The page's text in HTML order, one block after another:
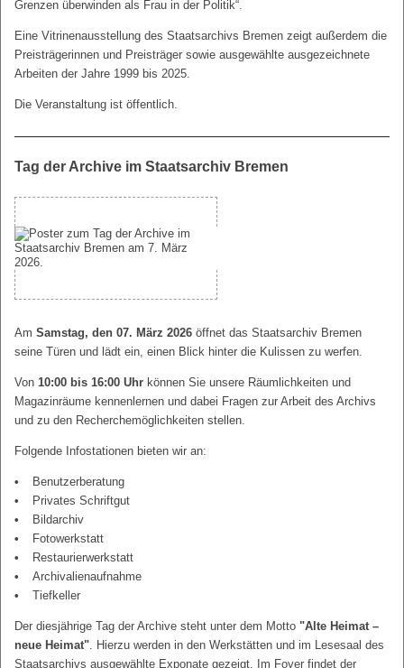
Grenzen überwinden als Frau in der Politik“.
Eine Vitrinenausstellung des Staatsarchivs Bremen zeigt außerdem die
Preisträgerinnen und Preisträger sowie ausgewählte ausgezeichnete
Arbeiten der Jahre 1999 bis 2025.
Die Veranstaltung ist öffentlich.
Tag der Archive im Staatsarchiv Bremen
Am Samstag, den 07. März 2026 öffnet das Staatsarchiv Bremen
seine Türen und lädt ein, einen Blick hinter die Kulissen zu werfen.
Von 10:00 bis 16:00 Uhr können Sie unsere Räumlichkeiten und
Magazinräume kennenlernen und dabei Fragen zur Arbeit des Archivs
und zu den Recherchemöglichkeiten stellen.
Folgende Infostationen bieten wir an:
Benutzerberatung
Privates Schriftgut
Bildarchiv
Fotowerkstatt
Restaurierwerkstatt
Archivalienaufnahme
Tiefkeller
Der diesjährige Tag der Archive steht unter dem Motto "Alte Heimat –
neue Heimat". Hierzu werden in den Werkstätten und im Lesesaal des
Staatsarchivs ausgewählte Exponate gezeigt. Im Foyer findet der